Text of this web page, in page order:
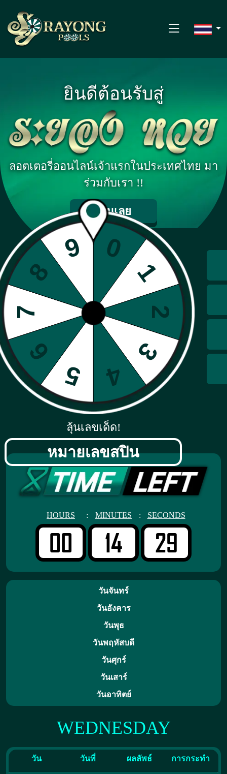
สถิติ
ติดต่อ
กฎการเล่นเกม
เข้าสู่ระบบ
ยินดีต้อนรับสู่
ลอตเตอรี่ออนไลน์เจ้าแรกในประเทศไทย มา
ร่วมกับเรา !!
เล่นเลย
ลุ้นเลขเด็ด!
หมายเลขสปิน
HOURS
00
: MINUTES
14
: SECONDS
29
วันจันทร์
วันอังคาร
วันพุธ
วันพฤหัสบดี
วันศุกร์
วันเสาร์
วันอาทิตย์
WEDNESDAY
วัน วันที่ ผลลัพธ์ การกระทำ